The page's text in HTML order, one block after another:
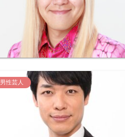
男性芸人